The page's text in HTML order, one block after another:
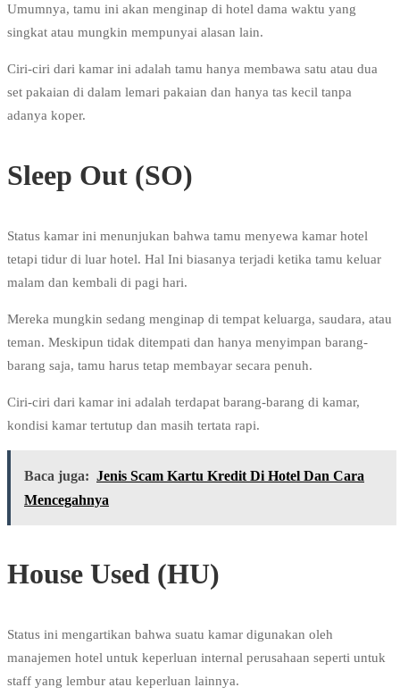
Umumnya, tamu ini akan menginap di hotel dama waktu yang
singkat atau mungkin mempunyai alasan lain.
Ciri-ciri dari kamar ini adalah tamu hanya membawa satu atau dua
set pakaian di dalam lemari pakaian dan hanya tas kecil tanpa
adanya koper.
Sleep Out (SO)
Status kamar ini menunjukan bahwa tamu menyewa kamar hotel
tetapi tidur di luar hotel. Hal Ini biasanya terjadi ketika tamu keluar
malam dan kembali di pagi hari.
Mereka mungkin sedang menginap di tempat keluarga, saudara, atau
teman. Meskipun tidak ditempati dan hanya menyimpan barang-
barang saja, tamu harus tetap membayar secara penuh.
Ciri-ciri dari kamar ini adalah terdapat barang-barang di kamar,
kondisi kamar tertutup dan masih tertata rapi.
Baca juga: Jenis Scam Kartu Kredit Di Hotel Dan Cara
Mencegahnya
House Used (HU)
Status ini mengartikan bahwa suatu kamar digunakan oleh
manajemen hotel untuk keperluan internal perusahaan seperti untuk
staff yang lembur atau keperluan lainnya.